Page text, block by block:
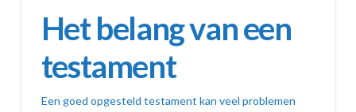
Het belang van een
testament
Een goed opgesteld testament kan veel problemen